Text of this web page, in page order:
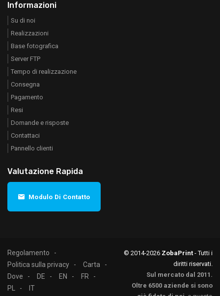
Informazioni
Su di noi
Realizzazioni
Base fotografica
Server FTP
Tempo di realizzazione
Consegna
Pagamento
Resi
Domande e risposte
Contattaci
Pannello clienti
Valutazione Rapida
Modulo Di Contatto
Regolamento
Politica sulla privacy
Carta
Dove
DE EN
FR
PL
IT
© 2014-2026 ZobaPrint - Tutti i
diritti riservati.
Sul mercato dal 2011.
Oltre 6500 aziende si sono